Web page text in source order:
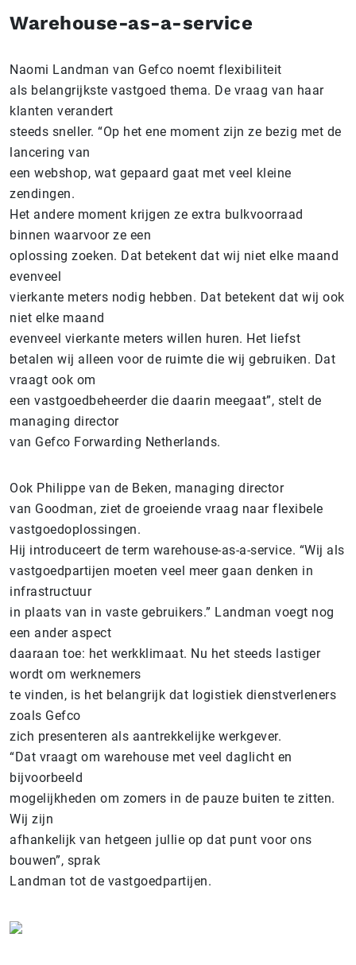
Warehouse-as-a-service
Naomi Landman van Gefco noemt flexibiliteit
als belangrijkste vastgoed thema. De vraag van haar
klanten verandert
steeds sneller. “Op het ene moment zijn ze bezig met de
lancering van
een webshop, wat gepaard gaat met veel kleine
zendingen.
Het andere moment krijgen ze extra bulkvoorraad
binnen waarvoor ze een
oplossing zoeken. Dat betekent dat wij niet elke maand
evenveel
vierkante meters nodig hebben. Dat betekent dat wij ook
niet elke maand
evenveel vierkante meters willen huren. Het liefst
betalen wij alleen voor de ruimte die wij gebruiken. Dat
vraagt ook om
een vastgoedbeheerder die daarin meegaat”, stelt de
managing director
van Gefco Forwarding Netherlands.
Ook Philippe van de Beken, managing director
van Goodman, ziet de groeiende vraag naar flexibele
vastgoedoplossingen.
Hij introduceert de term warehouse-as-a-service. “Wij als
vastgoedpartijen moeten veel meer gaan denken in
infrastructuur
in plaats van in vaste gebruikers.” Landman voegt nog
een ander aspect
daaraan toe: het werkklimaat. Nu het steeds lastiger
wordt om werknemers
te vinden, is het belangrijk dat logistiek dienstverleners
zoals Gefco
zich presenteren als aantrekkelijke werkgever.
“Dat vraagt om warehouse met veel daglicht en
bijvoorbeeld
mogelijkheden om zomers in de pauze buiten te zitten.
Wij zijn
afhankelijk van hetgeen jullie op dat punt voor ons
bouwen”, sprak
Landman tot de vastgoedpartijen.